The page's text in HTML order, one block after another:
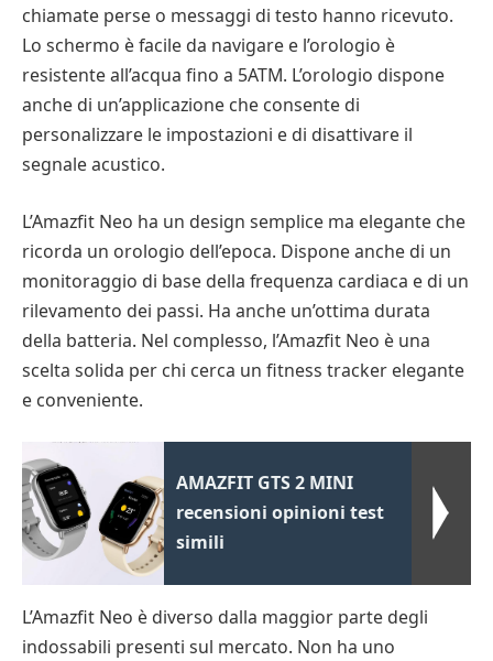
chiamate perse o messaggi di testo hanno ricevuto.
Lo schermo è facile da navigare e l’orologio è
resistente all’acqua fino a 5ATM. L’orologio dispone
anche di un’applicazione che consente di
personalizzare le impostazioni e di disattivare il
segnale acustico.
L’Amazfit Neo ha un design semplice ma elegante che
ricorda un orologio dell’epoca. Dispone anche di un
monitoraggio di base della frequenza cardiaca e di un
rilevamento dei passi. Ha anche un’ottima durata
della batteria. Nel complesso, l’Amazfit Neo è una
scelta solida per chi cerca un fitness tracker elegante
e conveniente.
AMAZFIT GTS 2 MINI
recensioni opinioni test
simili
L’Amazfit Neo è diverso dalla maggior parte degli
indossabili presenti sul mercato. Non ha uno